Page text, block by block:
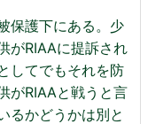
保護下にある。少
がRIAAに提訴され
してでもそれを防
がRIAAと戦うと言
るかどうかは別と